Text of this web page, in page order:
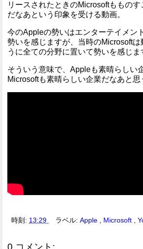
リースされたときのMicrosoftももの
だなあという印象を受ける動画。
今のAppleの勢いはエンターテイメン
勢いを感じますが、当時のMicrosoftは
うに全ての分野に置いて勢いを感じま
そういう意味で、Appleも素晴らしい
Microsoftも素晴らしい企業だなあと思
時刻: 13:29 ラベル:Apple Microsoft ,
0 コメント: